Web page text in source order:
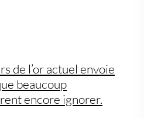
de l’or actuel envoie
beaucoup
encore ignorer.